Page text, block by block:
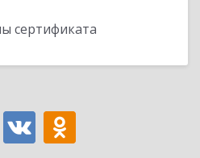
сертификата